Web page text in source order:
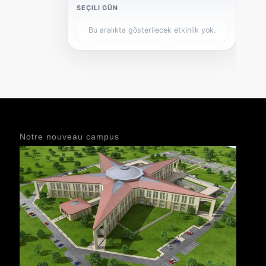
SEÇILI GÜN
Bu aralıkta gösterilecek etkinlik yok.
Notre nouveau campus